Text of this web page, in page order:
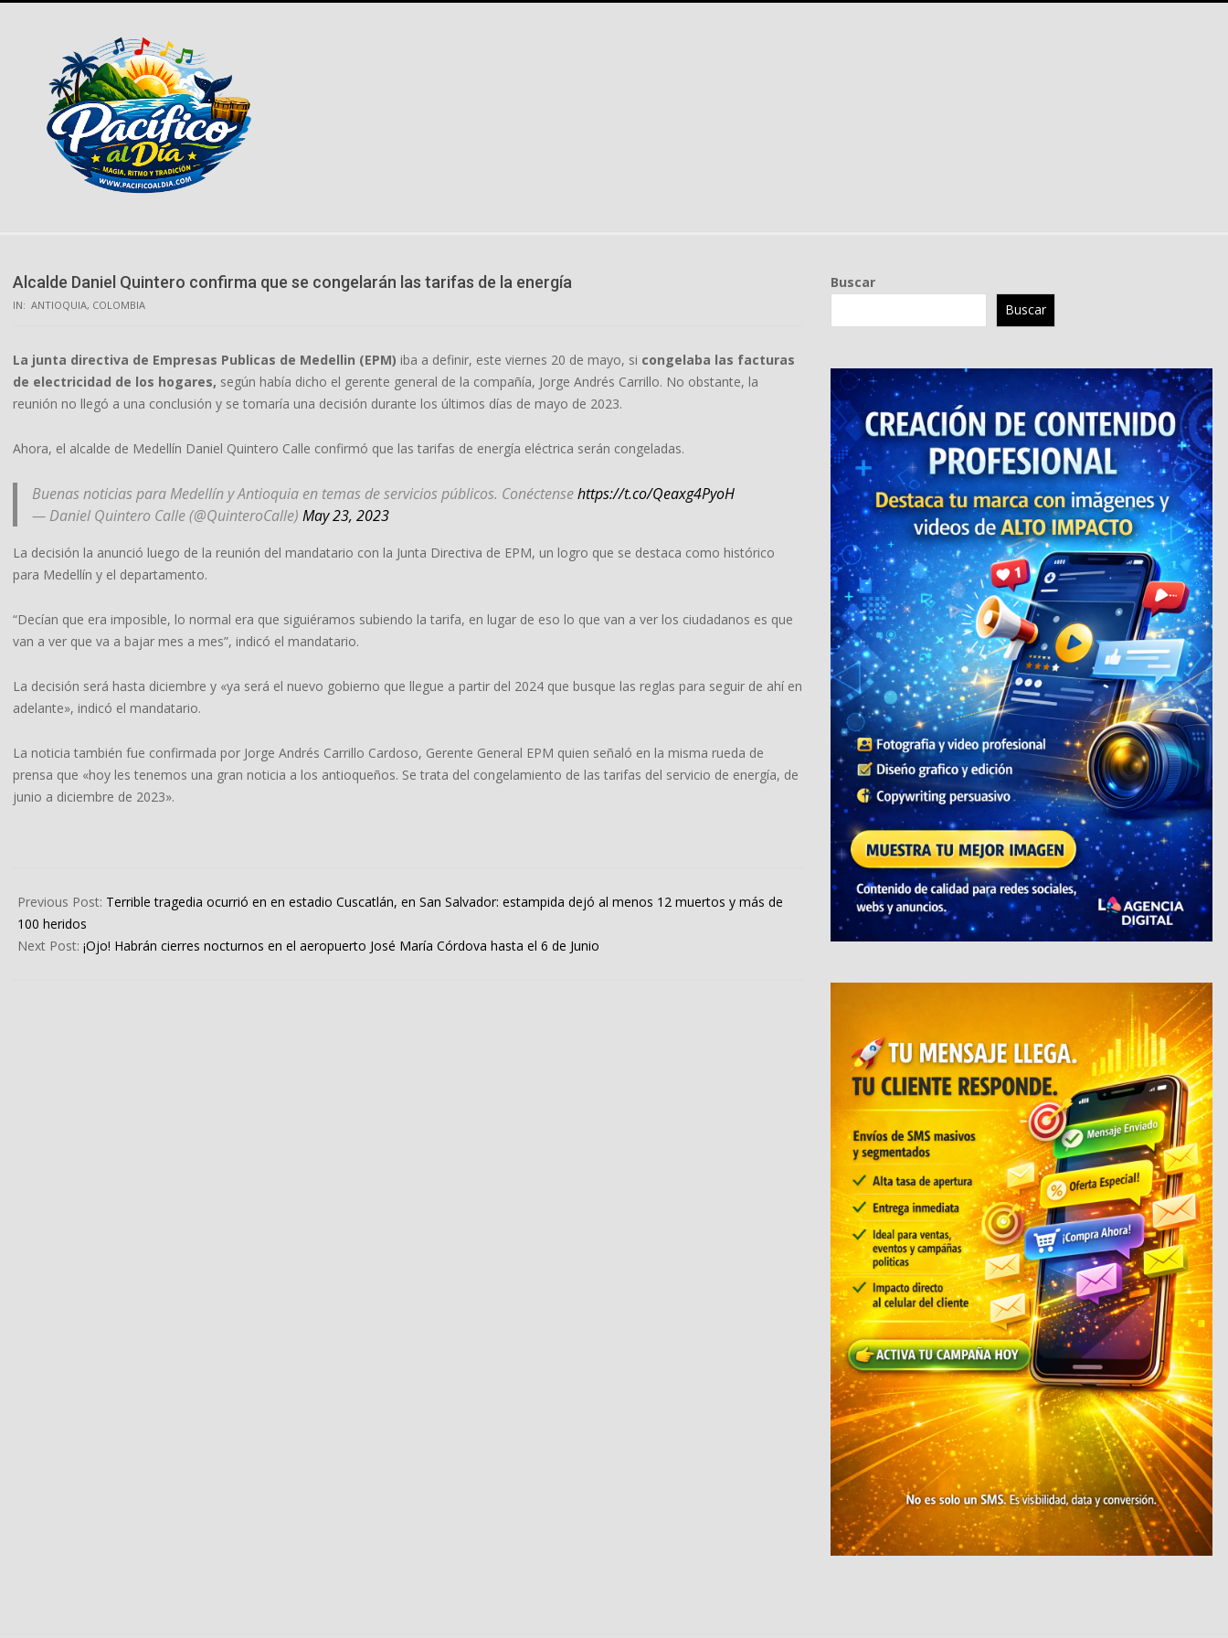
Alcalde Daniel Quintero confirma que se congelarán las tarifas de la energía
IN: ANTIOQUIA, COLOMBIA
La junta directiva de Empresas Publicas de Medellin (EPM) iba a definir, este viernes 20 de mayo, si congelaba las facturas
de electricidad de los hogares, según había dicho el gerente general de la compañía, Jorge Andrés Carrillo. No obstante, la
reunión no llegó a una conclusión y se tomaría una decisión durante los últimos días de mayo de 2023.
Ahora, el alcalde de Medellín Daniel Quintero Calle confirmó que las tarifas de energía eléctrica serán congeladas.
Buenas noticias para Medellín y Antioquia en temas de servicios públicos. Conéctensehttps://t.co/Qeaxg4PyoH
— Daniel Quintero Calle (@QuinteroCalle) May 23, 2023
La decisión la anunció luego de la reunión del mandatario con la Junta Directiva de EPM, un logro que se destaca como histórico
para Medellín y el departamento.
“Decían que era imposible, lo normal era que siguiéramos subiendo la tarifa, en lugar de eso lo que van a ver los ciudadanos es que
van a ver que va a bajar mes a mes”, indicó el mandatario.
La decisión será hasta diciembre y «ya será el nuevo gobierno que llegue a partir del 2024 que busque las reglas para seguir de ahí en
adelante», indicó el mandatario.
La noticia también fue confirmada por Jorge Andrés Carrillo Cardoso, Gerente General EPM quien señaló en la misma rueda de
prensa que «hoy les tenemos una gran noticia a los antioqueños. Se trata del congelamiento de las tarifas del servicio de energía, de
junio a diciembre de 2023».
05-
23
Previous Post: Terrible tragedia ocurrió en en estadio Cuscatlán, en San Salvador: estampida dejó al menos 12 muertos y más de
100 heridos
Next Post: ¡Ojo! Habrán cierres nocturnos en el aeropuerto José María Córdova hasta el 6 de Junio
Buscar
Buscar